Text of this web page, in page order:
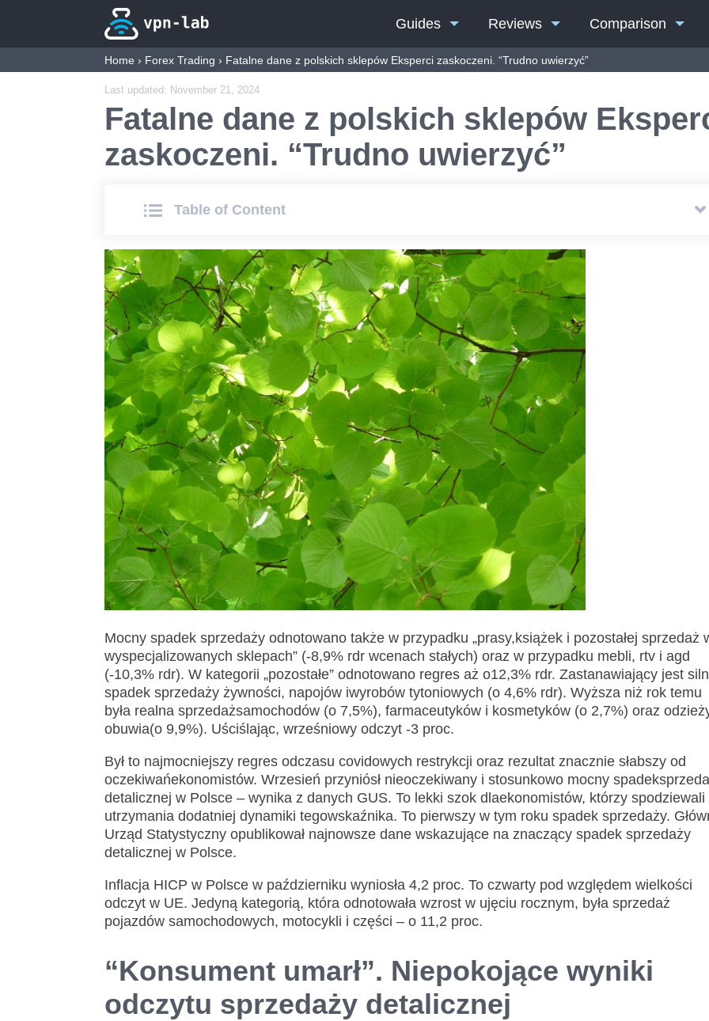
Guides Reviews Comparison
Home › Forex Trading › Fatalne dane z polskich sklepów Eksperci zaskoczeni. “Trudno uwierzyć”
Last updated: November 21, 2024
Fatalne dane z polskich sklepów
zaskoczeni. “Trudno uwierzyć”
Table of Сontent
Mocny spadek sprzedaży odnotowano także w przypadku „prasy,książek i pozostałej sprzedaż
wyspecjalizowanych sklepach” (-8,9% rdr wcenach stałych) oraz w przypadku mebli, rtv i agd
(-10,3% rdr). W kategorii „pozostałe” odnotowano regres aż o12,3% rdr. Zastanawiający jest
spadek sprzedaży żywności, napojów iwyrobów tytoniowych (o 4,6% rdr). Wyższa niż rok temu
była realna sprzedażsamochodów (o 7,5%), farmaceutyków i kosmetyków (o 2,7%) oraz
obuwia(o 9,9%). Uściślając, wrześniowy odczyt -3 proc.
Był to najmocniejszy regres odczasu covidowych restrykcji oraz rezultat znacznie słabszy od
oczekiwańekonomistów. Wrzesień przyniósł nieoczekiwany i stosunkowo mocny
detalicznej w Polsce – wynika z danych GUS. To lekki szok dlaekonomistów, którzy spodziewali
utrzymania dodatniej dynamiki tegowskaźnika. To pierwszy w tym roku spadek sprzedaży.
Urząd Statystyczny opublikował najnowsze dane wskazujące na znaczący spadek sprzedaży
detalicznej w Polsce.
Inflacja HICP w Polsce w październiku wyniosła 4,2 proc. To czwarty pod względem wielkości
odczyt w UE. Jedyną kategorią, która odnotowała wzrost w ujęciu rocznym, była sprzedaż
pojazdów samochodowych, motocykli i części – o 11,2 proc.
“Konsument umarł”. Niepokojące wyniki
odczytu sprzedaży detalicznej